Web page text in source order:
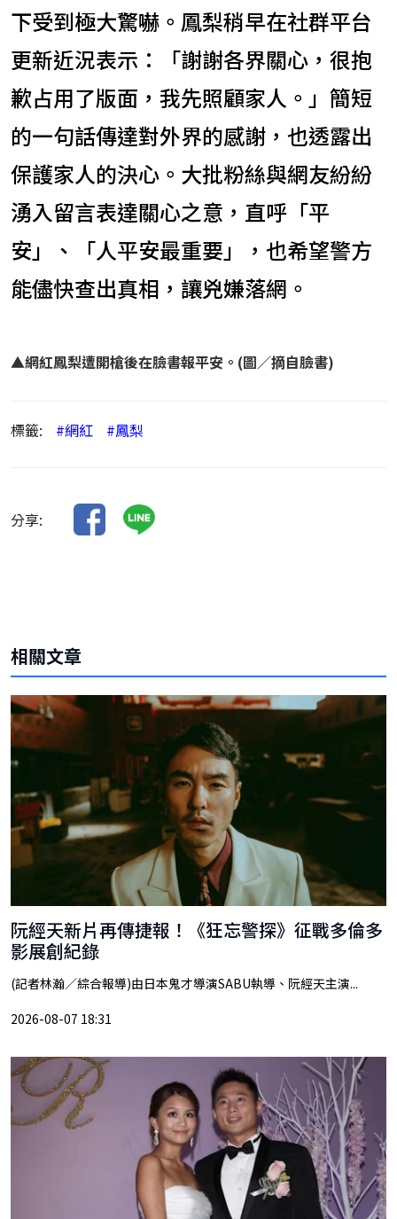
下受到極大驚嚇。鳳梨稍早在社群平台
更新近況表示：「謝謝各界關心，很抱
歉占用了版面，我先照顧家人。」簡短
的一句話傳達對外界的感謝，也透露出
保護家人的決心。大批粉絲與網友紛紛
湧入留言表達關心之意，直呼「平
安」、「人平安最重要」，也希望警方
能儘快查出真相，讓兇嫌落網。
▲網紅鳳梨遭開槍後在臉書報平安。(圖／摘自臉書)
標籤: #網紅 #鳳梨
分享:
相關文章
阮經天新片再傳捷報！《狂忘警探》征戰多倫多
影展創紀錄
(記者林瀚／綜合報導)由日本鬼才導演SABU執導、阮經天主演...
2026-08-07 18:31